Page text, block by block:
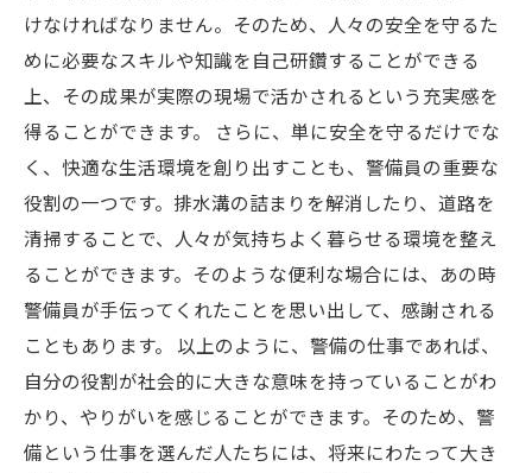
けなければなりません。そのため、人々の安全を守るた
めに必要なスキルや知識を自己研鑽することができる
上、その成果が実際の現場で活かされるという充実感を
得ることができます。 さらに、単に安全を守るだけでな
く、快適な生活環境を創り出すことも、警備員の重要な
役割の一つです。排水溝の詰まりを解消したり、道路を
清掃することで、人々が気持ちよく暮らせる環境を整え
ることができます。そのような便利な場合には、あの時
警備員が手伝ってくれたことを思い出して、感謝される
こともあります。 以上のように、警備の仕事であれば、
自分の役割が社会的に大きな意味を持っていることがわ
かり、やりがいを感じることができます。そのため、警
備という仕事を選んだ人たちには、将来にわたって大き